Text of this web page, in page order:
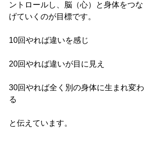
ントロールし、脳（心）と身体をつな
げていくのが目標です。
10回やれば違いを感じ
20回やれば違いが目に見え
30回やれば全く別の身体に生まれ変わ
る
と伝えています。